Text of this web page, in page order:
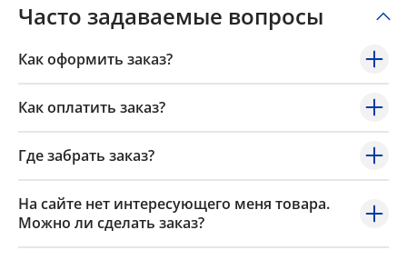
Часто задаваемые вопросы
Как оформить заказ?
Как оплатить заказ?
Где забрать заказ?
На сайте нет интересующего меня товара.
Можно ли сделать заказ?